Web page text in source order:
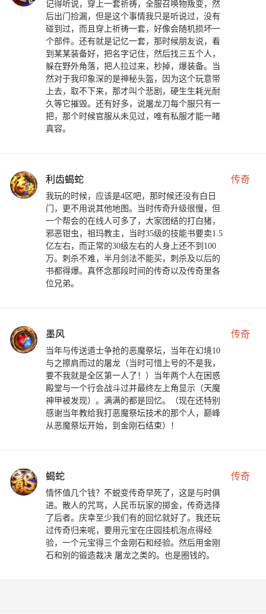
记得听说，穿上一套祈祷，全服召唤物叛变，然
后出门捡漏，但是这个事情我只是听说过，没有
碰到过，而且穿上祈祷一套，好像会随机损坏一
个部件。还有就是记忆一套，那时候朋友说，看
到某某装备好，把名字记住，然后找三五个人，
躲在野外角落，把人拉过来，秒掉，爆装备。当
然对于我印象深的是神秘头盔，因为这个玩意带
上去，取不下来，那才叫个悲剧，硬生生耗光耐
久等它摧毁。还有好多，说屠龙刀每个服只有一
把，那个时候官服从未见过，唯有私服才能一睹
真容。
利齿蝎蛇 传奇
我玩的时候，应该是4区吧，那时候还没有白日
门，更不用说其他地图。当时传奇升级很慢，但
一个帮会的在线人可多了，大家团结的打白猪，
邪恶钳虫，祖玛教主，当时35级的技能书要卖1.5
亿左右，而正常的30级左右的人身上还不到100
万。刺杀不难，半月剑法不能买，刺杀及以后的
书都得爆。真怀念那段时间的传奇以及传奇里各
位兄弟。
墨风 传奇
当年与传送道士争抢的恶魔祭坛，当年在幻境10
与之擦肩而过的屠龙（当时可惜上号的不是我，
要不我就是全区第一人了！）当年两个人在困惑
殿堂与一个行会战斗过并最终左上角显示（天魔
神甲被发现）。满满的都是回忆。（现在还特别
感谢当年教给我打恶魔祭坛技术的那个人，巅峰
从恶魔祭坛开始，到金刚石结束）！
蝎蛇 传奇
情怀值几个钱？不蜕变传奇早死了，这是与时俱
进。散人的咒骂，人民币玩家的掷金，传奇选择
了后者。庆幸至少我们有的回忆就好了。我还玩
过传奇归来呢，要用元宝在庄园挂机泡点得经
验，一个元宝得三个金刚石和经验。然后用金刚
石和别的锻造裁决 屠龙之类的。也是圈钱的。